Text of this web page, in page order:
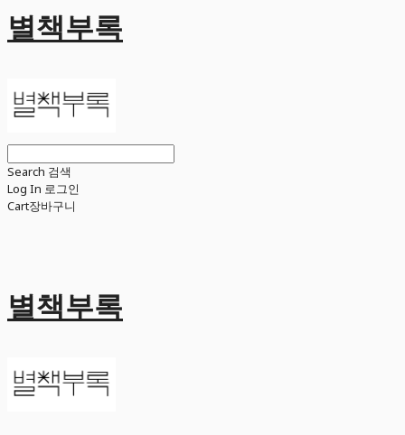
별책부록
Search 검색
Log In 로그인
Cart장바구니
별책부록